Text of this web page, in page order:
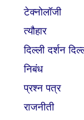
टेक्नोलॉजी
त्यौहार
दिल्ली दर्शन
निबंध
प्रश्न पत्र
राजनीती